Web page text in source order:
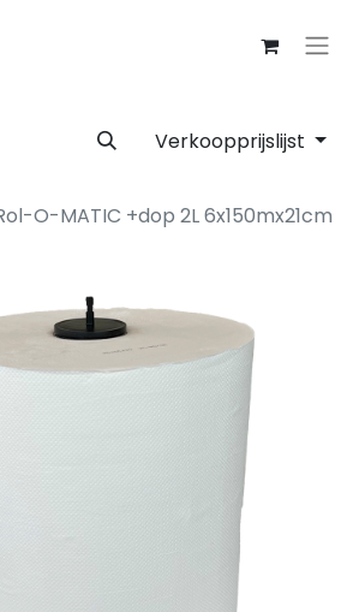
Verkoopprijslijst
O-MATIC +dop 2L 6x150mx21cm